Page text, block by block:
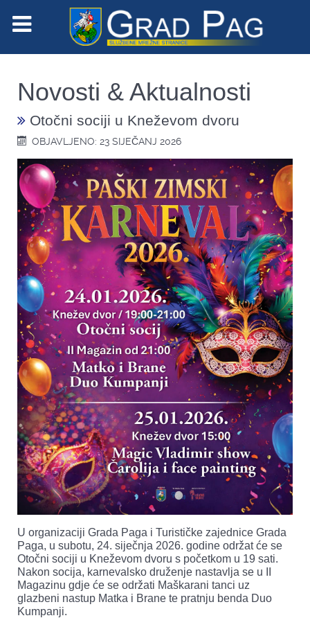
Novosti & Aktualnosti
Otočni sociji u Kneževom dvoru
OBJAVLJENO: 23 SIJEČANJ 2026
U organizaciji Grada Paga i Turističke zajednice Grada
Paga, u subotu, 24. siječnja 2026. godine održat će se
Otočni sociji u Kneževom dvoru s početkom u 19 sati.
Nakon socija, karnevalsko druženje nastavlja se u II
Magazinu gdje će se održati Maškarani tanci uz
glazbeni nastup Matka i Brane te pratnju benda Duo
Kumpanji.